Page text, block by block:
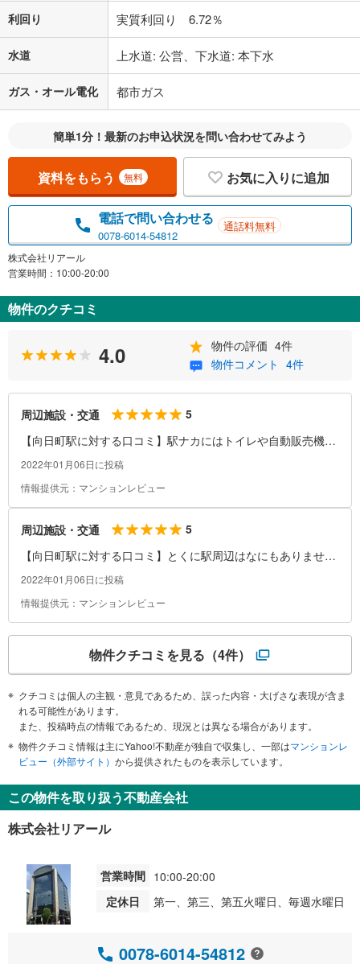
利回り 実質利回り 6.72％
水道 上水道: 公営、下水道: 本下水
ガス・オール電化 都市ガス
簡単1分！最新のお申込状況を問い合わせてみよう
資料をもらう 無料 お気に入りに追加
電話で問い合わせる
0078-6014-54812
通話料無料
株式会社リアール
営業時間：10:00-20:00
物件のクチコミ
4.0 物件の評価 4件
物件コメント 4件
周辺施設・交通
5
【向日町駅に対する口コミ】駅ナカにはトイレや自動販売機く
らいしかありませんが、駅の改札を出て右に喫煙所、左にコン
ビニがあります。コンビニはセブンイレブンだったと思いま
す。また、駅の目の前にタクシー停留所がありますので、タク
シーを利用する人は便利です。
2022年01月06日に投稿
情報提供元：マンションレビュー
周辺施設・交通
5
【向日町駅に対する口コミ】とくに駅周辺はなにもありませ
ん。バスかタクシーでの移動になると思いますが、バスはあま
りありません。しばらく阪急の方へあるけば、居酒屋などがあ
ります。
2022年01月06日に投稿
情報提供元：マンションレビュー
物件クチコミを見る （4件）
クチコミは個人の主観・意見であるため、誤った内容・大げさな表現が含ま
れる可能性があります。
また、投稿時点の情報であるため、現況とは異なる場合があります。
物件クチコミ情報は主にYahoo!不動産が独自で収集し、一部はマンションレ
ビュー（外部サイト） から提供されたものを表示しています。
この物件を取り扱う不動産会社
株式会社リアール
営業時間 10:00-20:00
定休日
第一、第三、第五火曜日、毎週水曜日
0078-6014-54812